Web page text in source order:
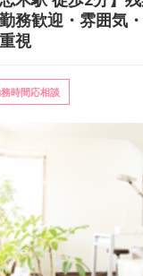
務歓迎・雰囲気
視
時間応相談